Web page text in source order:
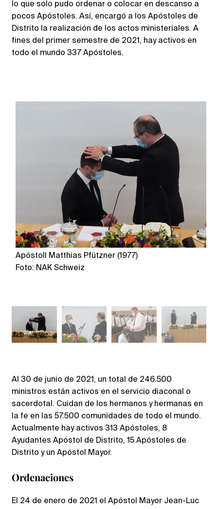
lo que solo pudo ordenar o colocar en descanso a
pocos Apóstoles. Así, encargó a los Apóstoles de
Distrito la realización de los actos ministeriales. A
fines del primer semestre de 2021, hay activos en
todo el mundo 337 Apóstoles.
Apóstoll Matthias Pfützner (1977)
Foto: NAK Schweiz
Al 30 de junio de 2021, un total de 246.500
ministros están activos en el servicio diaconal o
sacerdotal. Cuidan de los hermanos y hermanas en
la fe en las 57.500 comunidades de todo el mundo.
Actualmente hay activos 313 Apóstoles, 8
Ayudantes Apóstol de Distrito, 15 Apóstoles de
Distrito y un Apóstol Mayor.
Ordenaciones
El 24 de enero de 2021 el Apóstol Mayor Jean-Luc